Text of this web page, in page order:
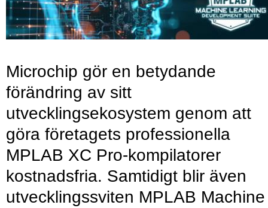
Microchip gör en betydande
förändring av sitt
utvecklingsekosystem genom att
göra företagets professionella
MPLAB XC Pro-kompilatorer
kostnadsfria. Samtidigt blir även
utvecklingssviten MPLAB Machine